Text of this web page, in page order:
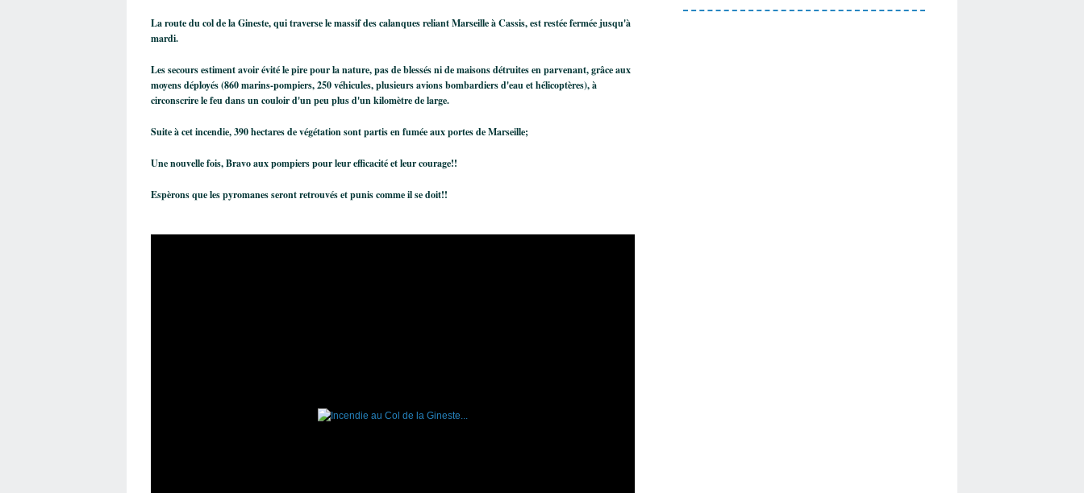
La route du col de la Gineste, qui traverse le massif des calanques reliant Marseilleà Cassis, est restée fermée jusqu'à
mardi.
Les secours estiment avoir évité le pire pour la nature, pas de blessés ni de maisonsdétruites en parvenant, grâce aux
moyens déployés (860 marins-pompiers, 250véhicules, plusieurs avions bombardiers d'eau et hélicoptères), à
circonscrire le feudans un couloir d'un peu plus d'un kilomètre de large.
Suite à cet incendie, 390 hectares de végétation sont partis en fumée aux portes deMarseille;
Une nouvelle fois, Bravo aux pompiers pour leur efficacité et leur courage!!
Espèrons que les pyromanes seront retrouvés et punis comme il se doit!!